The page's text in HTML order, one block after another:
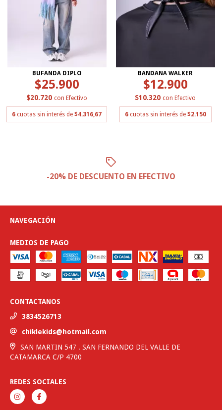
BUFANDA DIPLO
$25.900
$20.720 con Efectivo
6 cuotas sin interés de $4.316,67
BANDANA WALKER
$12.900
$10.320 con Efectivo
6 cuotas sin interés de $2.150
-20% DE DESCUENTO EN EFECTIVO
NAVEGACIÓN
MEDIOS DE PAGO
CONTACTANOS
3834526713
chiklekids@hotmail.com
SAN MARTIN 547 . SAN FERNANDO DEL VALLE DE
CATAMARCA C/P 4700
REDES SOCIALES